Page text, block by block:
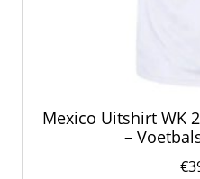
Mexico Uitshirt WK
–
€